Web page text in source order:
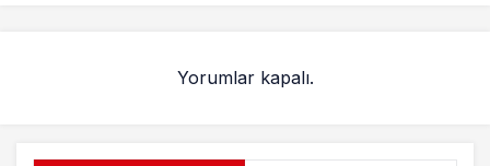
Yorumlar kapalı.